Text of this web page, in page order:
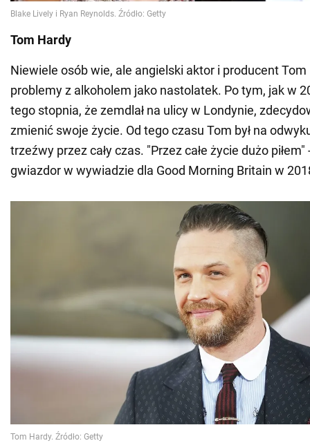
Tom Hardy
Niewiele osób wie, ale angielski aktor i producent Tom
problemy z alkoholem jako nastolatek. Po tym, jak w
tego stopnia, że zemdlał na ulicy w Londynie,
zmienić swoje życie. Od tego czasu Tom był na
trzeźwy przez cały czas. "Przez całe życie dużo piłem"
gwiazdor w wywiadzie dla Good Morning Britain w